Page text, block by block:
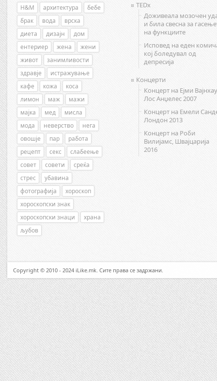
H&M архитектура
бебе
брак
вода
врска
диета
дизајн
дом
ентериер
жена
жени
живот
занимливости
здравје
истражување
кафе
кожа
коса
лимон
маж
мажи
мајка
мед
мисла
мода
неверство
нега
овошје
пар
работа
рецепт
секс
слабеење
совет
совети
среќа
стрес
убавина
фотографија
хороскоп
хороскопски знак
хороскопски знаци
храна
љубов
TEDx
Доживеала мозочен
и била свесна за
на функциите
Исповед на еден
кој боледувал од
депресија
Концерти
Концерт на Ејми
Лос Анџелес 2007
Концерт на Емели
Лондон 2013
Концерт на Роби
Вилијамс, Швајцарија
2016
Copyright © 2010 - 2024 iLike.mk. Сите права се задржани.